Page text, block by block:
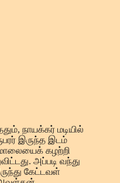
நாயக்கர் மடியில்
இருந்த இடம்
கழற்றி
அப்படி வந்து
கேட்டவள்